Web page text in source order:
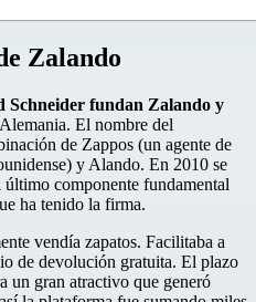
Zalando
Schneider fundan Zalando y
El nombre del
de Zappos (un agente de
y Alando. En 2010 se
componente fundamental
ha tenido la firma.
vendía zapatos. Facilitaba a
de devolución gratuita. El plazo
un gran atractivo que generó